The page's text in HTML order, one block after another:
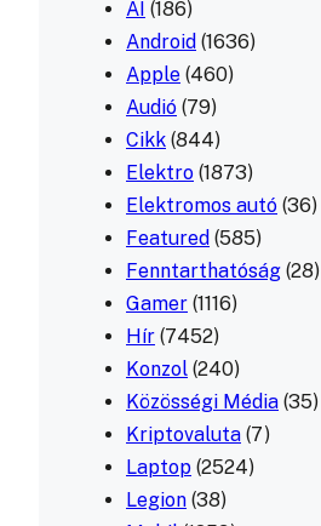
AI (186)
Android (1636)
Apple (460)
Audió (79)
Cikk (844)
Elektro (1873)
Elektromos autó (36)
Featured (585)
Fenntarthatóság (28)
Gamer (1116)
Hír (7452)
Konzol (240)
Közösségi Média (35)
Kriptovaluta (7)
Laptop (2524)
Legion (38)